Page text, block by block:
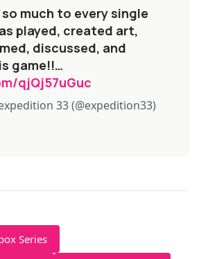
much to every single
played, created art,
discussed, and
game!!…
qjQj57uGuc
33 (@expedition33)
Series